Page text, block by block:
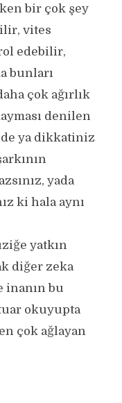
bir çok şey
vites
edebilir,
bunları
çok ağırlık
denilen
ya dikkatiniz
yada
ki hala aynı
yatkın
diğer zeka
inanın bu
okuyupta
çok ağlayan